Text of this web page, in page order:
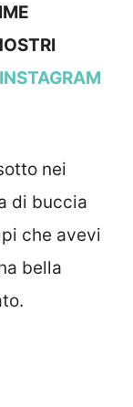
INSTAGRAM
nei
di buccia
che avevi
bella